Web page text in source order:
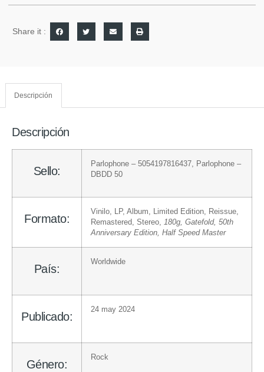
Share it :
Descripción
Descripción
Sello:
Parlophone – 5054197816437, Parlophone –
DBDD 50
Formato:
Vinilo, LP, Album, Limited Edition, Reissue,
Remastered, Stereo, 180g, Gatefold, 50th
Anniversary Edition, Half Speed Master
País:
Worldwide
Publicado:
24 may 2024
Género:
Rock